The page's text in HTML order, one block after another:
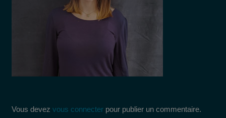
Vous devez vous connecterpour publier un commentaire.